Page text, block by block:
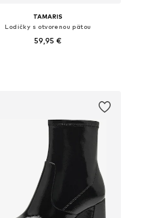
TAMARIS
Lodičky s otvorenou pätou
59,95 €